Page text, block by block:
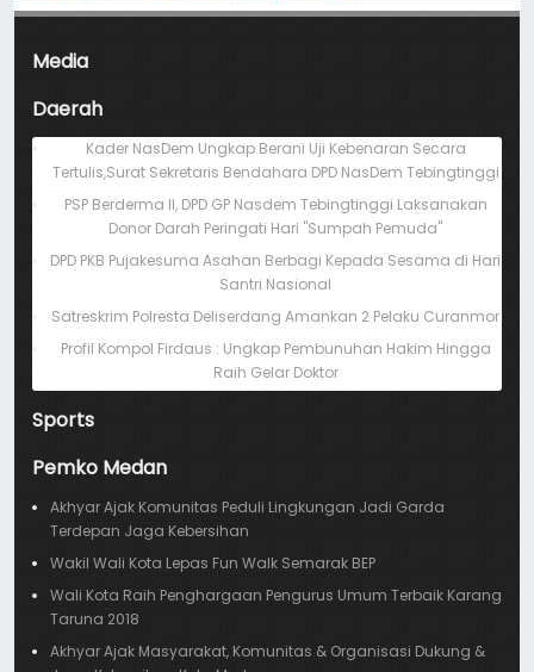
Media
Daerah
Kader NasDem Ungkap Berani Uji Kebenaran Secara
Tertulis,Surat Sekretaris Bendahara DPD NasDem Tebingtinggi
PSP Berderma II, DPD GP Nasdem Tebingtinggi Laksanakan
Donor Darah Peringati Hari "Sumpah Pemuda"
DPD PKB Pujakesuma Asahan Berbagi Kepada Sesama di Hari
Santri Nasional
Satreskrim Polresta Deliserdang Amankan 2 Pelaku Curanmor
Profil Kompol Firdaus : Ungkap Pembunuhan Hakim Hingga
Raih Gelar Doktor
Sports
Pemko Medan
Akhyar Ajak Komunitas Peduli Lingkungan Jadi Garda
Terdepan Jaga Kebersihan
Wakil Wali Kota Lepas Fun Walk Semarak BEP
Wali Kota Raih Penghargaan Pengurus Umum Terbaik Karang
Taruna 2018
Akhyar Ajak Masyarakat, Komunitas & Organisasi Dukung &